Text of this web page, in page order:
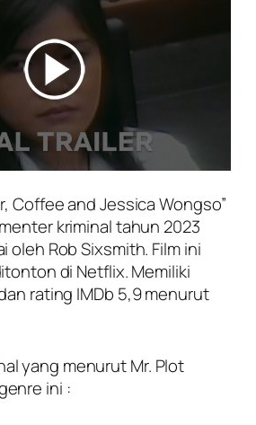
Coffee and Jessica Wongso”
kriminal tahun 2023
oleh Rob Sixsmith. Film ini
di Netflix. Memiliki
rating IMDb 5,9 menurut
yang menurut Mr. Plot
ini :